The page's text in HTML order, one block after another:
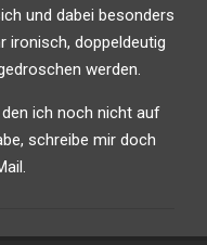
und dabei besonders
ironisch, doppeldeutig
werden.
ich noch nicht auf
schreibe mir doch